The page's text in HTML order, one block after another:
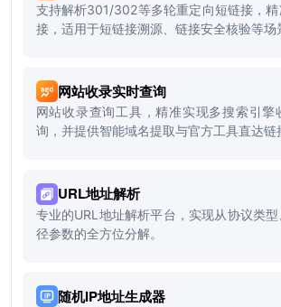
支持解析301/302等多轮重定向短链接，
接，适用于短链接溯源、链接安全核验等场
网站收录实时查询
网站收录查询工具，精准实现多搜索引擎
询，并提供智能域名提取与官方工具直达链
URL地址解析
专业的URL地址解析平台，实现从协议类
径参数的全方位分解。
随机IP地址生成器